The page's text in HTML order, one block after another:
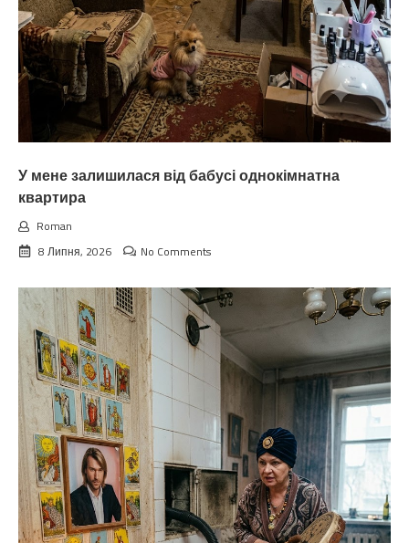
У мене залишилася від бабусі однокімнатна
квартира
Roman
8 Липня, 2026
No Comments